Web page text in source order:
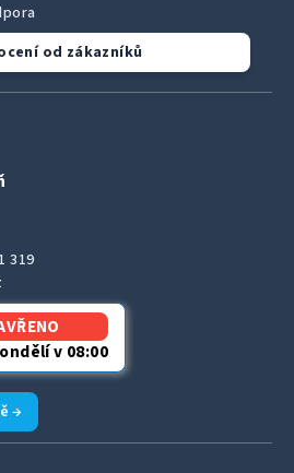
od zákazníků
319
v 08:00
→